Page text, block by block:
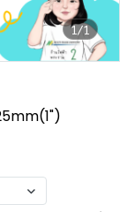
1/1